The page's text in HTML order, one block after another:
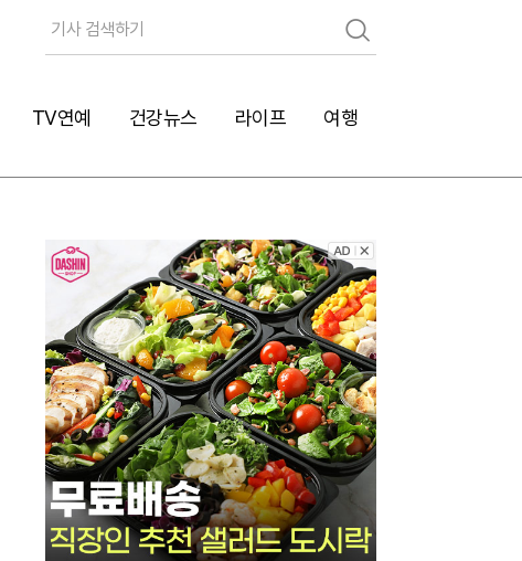
검
색
TV연예 건강뉴스 라이프 여행